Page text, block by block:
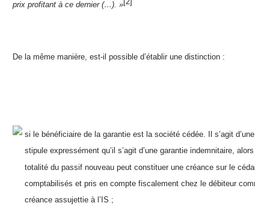
prix profitant à ce dernier (…). »
De la même manière, est-il possible d’établir une distinction :
si le bénéficiaire de la garantie est la société cédée. Il s’agit
stipule expressément qu’il s’agit d’une garantie indemnitaire,
totalité du passif nouveau peut constituer une créance sur le
comptabilisés et pris en compte fiscalement chez le débiteur
créance assujettie à l’IS ;